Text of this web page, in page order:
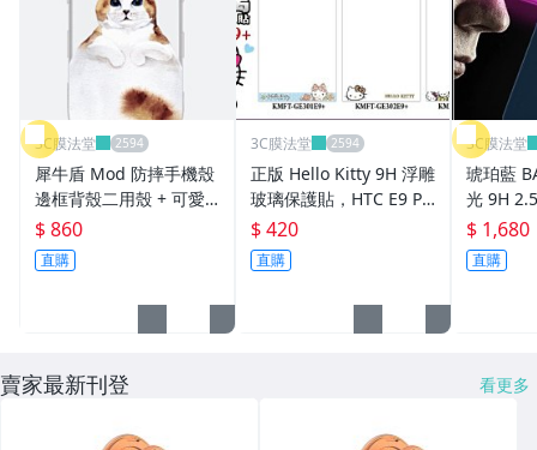
3C膜法堂
犀牛盾 Mod 防摔手機殼
邊框背殼二用殼 + 可愛
動物系列 慵懶貓 iPhone
7 Plus / 8 Plus
$ 860
直購
3C膜法堂
正版 Hello Kitty 9H 浮雕
玻璃保護貼，HTC E9 PL
US 專用
$ 420
直購
3C膜法堂
琥珀藍
光 9H
貼，
$ 1,680
直購
賣家最新刊登 看更多